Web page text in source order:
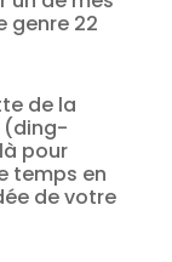
genre 22
de la
(ding-
pour
temps en
de votre